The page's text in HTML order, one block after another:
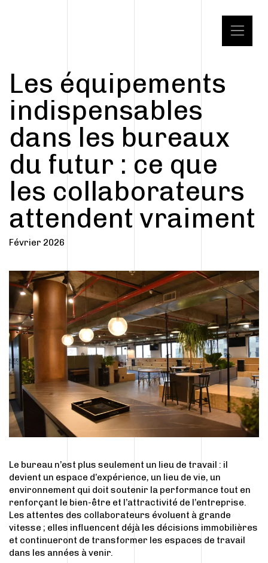
Les équipements
indispensables
dans les bureaux
du futur : ce que
les collaborateurs
attendent vraiment
Février 2026
Le bureau n’est plus seulement un lieu de travail : il
devient un espace d’expérience, un lieu de vie, un
environnement qui doit soutenir la performance tout en
renforçant le bien-être et l’attractivité de l’entreprise.
Les attentes des collaborateurs évoluent à grande
vitesse ; elles influencent déjà les décisions immobilières
et continueront de transformer les espaces de travail
dans les années à venir.